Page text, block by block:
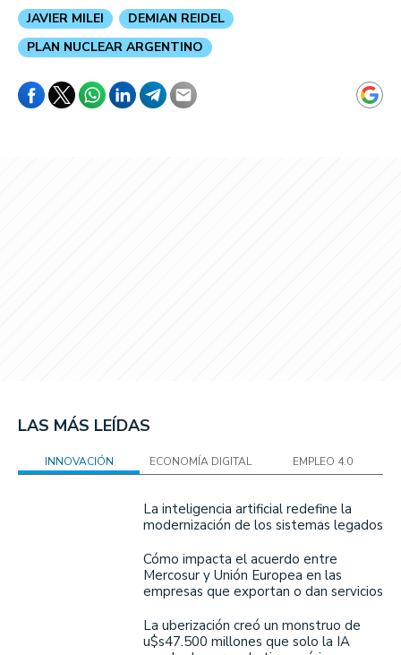
JAVIER MILEI
DEMIAN REIDEL
PLAN NUCLEAR ARGENTINO
LAS MÁS LEÍDAS
INNOVACIÓN ECONOMÍA DIGITAL EMPLEO 4.0
La inteligencia artificial redefine la
modernización de los sistemas legados
Cómo impacta el acuerdo entre
Mercosur y Unión Europea en las
empresas que exportan o dan servicios
La uberización creó un monstruo de
u$s47.500 millones que solo la IA